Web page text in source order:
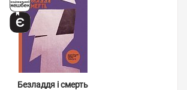
Безладдя і смерть